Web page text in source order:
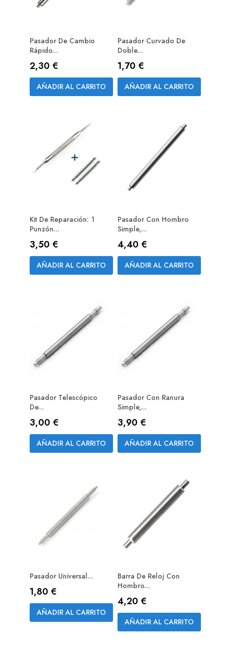
Pasador De Cambio
Rápido...
Precio
2,30 €
AÑADIR AL CARRITO
Pasador Curvado De
Doble...
Precio
1,70 €
AÑADIR AL CARRITO
Kit De Reparación: 1
Punzón...
Precio
3,50 €
AÑADIR AL CARRITO
Pasador Con Hombro
Simple,...
Precio
4,40 €
AÑADIR AL CARRITO
Pasador Telescópico
De...
Precio
3,00 €
AÑADIR AL CARRITO
Pasador Con Ranura
Simple,...
Precio
3,90 €
AÑADIR AL CARRITO
Pasador Universal...
Precio
1,80 €
AÑADIR AL CARRITO
Barra De Reloj Con
Hombro...
Precio
4,20 €
AÑADIR AL CARRITO